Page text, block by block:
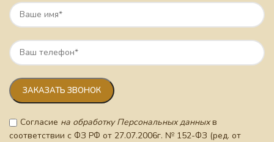
Согласие на обработку Персональных данныхв
соответствии с ФЗ РФ от 27.07.2006г. № 152-ФЗ (ред. от